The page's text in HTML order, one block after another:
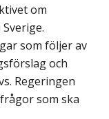
om
som följer av
och
Regeringen
som ska